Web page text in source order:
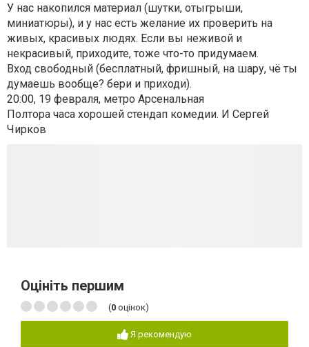
У нас накопился материал (шутки, отыгрыши,
миниатюры), и у нас есть желание их проверить на
живых, красивых людях. Если вы неживой и
некрасивый, приходите, тоже что-то придумаем.
Вход свободный (бесплатный, фришный, на шару, чё ты
думаешь вообще? бери и приходи).
20:00, 19 февраля, метро Арсенальная
Полтора часа хорошей стендап комедии. И Сергей
Чирков
Оцініть першим
(0 оцінок)
Я рекомендую